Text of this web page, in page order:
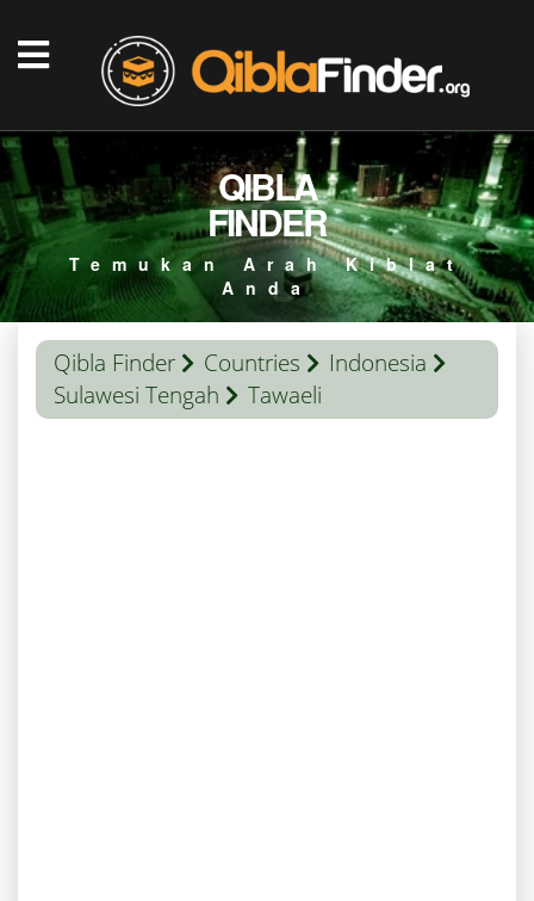
QIBLA
FINDER
Temukan Arah Kiblat
Anda
Qibla Finder Countries
Indonesia
Sulawesi Tengah
Tawaeli